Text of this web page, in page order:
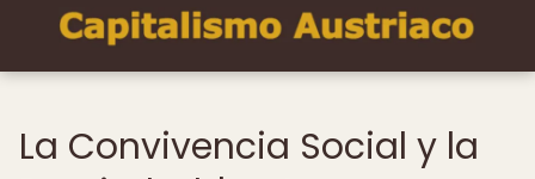
La Convivencia Social y la